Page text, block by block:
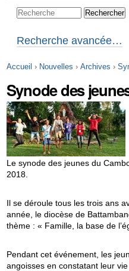
navigation
Recherche avancée…
Accueil › Nouvelles › Archives ›
Synode des
Le synode des jeunes du
2018.
Il se déroule tous les trois ans
année, le diocèse de
thème : « Famille, la base de
Pendant cet événement, les
angoisses en constatant leur